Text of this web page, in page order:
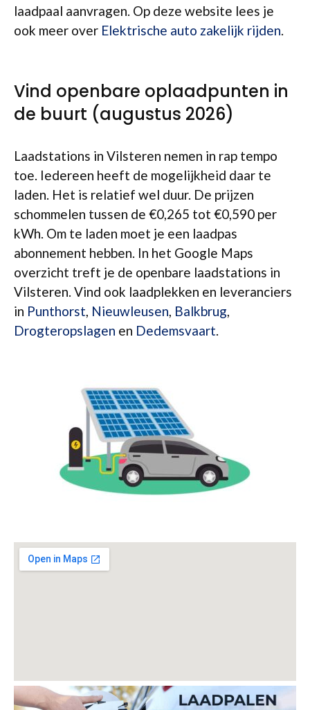
laadpaal aanvragen. Op deze website lees je
ook meer over Elektrische auto zakelijk rijden.
Vind openbare oplaadpunten in
de buurt (augustus 2026)
Laadstations in Vilsteren nemen in rap tempo
toe. Iedereen heeft de mogelijkheid daar te
laden. Het is relatief wel duur. De prijzen
schommelen tussen de €0,265 tot €0,590 per
kWh. Om te laden moet je een laadpas
abonnement hebben. In het Google Maps
overzicht treft je de openbare laadstations in
Vilsteren. Vind ook laadplekken en leveranciers
in Punthorst, Nieuwleusen, Balkbrug,
Drogteropslagen en Dedemsvaart.